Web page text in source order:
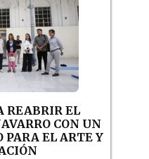
REABRIR EL
CON UN
PARA EL ARTE Y